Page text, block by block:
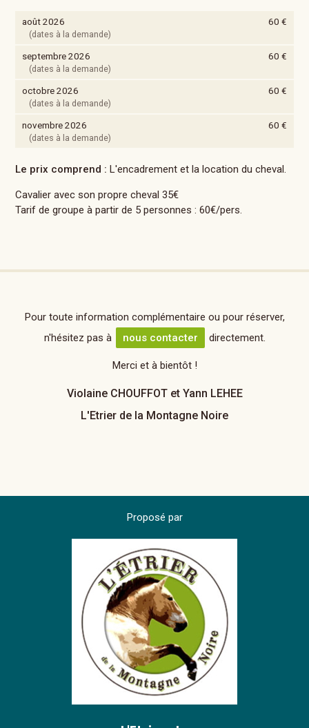
août 2026 60 €
(dates à la demande)
septembre 2026 60 €
(dates à la demande)
octobre 2026 60 €
(dates à la demande)
novembre 2026 60 €
(dates à la demande)
Le prix comprend : L'encadrement et la location du cheval.
Cavalier avec son propre cheval 35€
Tarif de groupe à partir de 5 personnes : 60€/pers.
Pour toute information complémentaire ou pour réserver,
n'hésitez pas à
nous contacter directement.
Merci et à bientôt !
Violaine CHOUFFOT et Yann LEHEE
L'Etrier de la Montagne Noire
Proposé par